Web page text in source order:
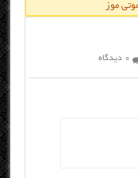
موز
0 دیدگاه